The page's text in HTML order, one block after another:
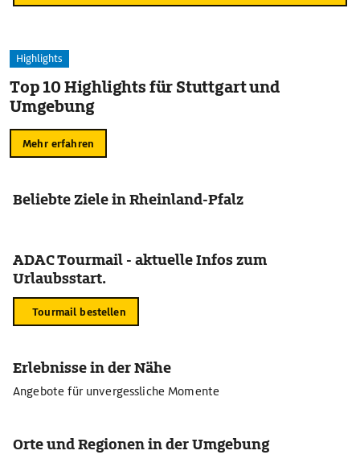
Highlights
Top 10 Highlights für Stuttgart und
Umgebung
Mehr erfahren
Beliebte Ziele in Rheinland-Pfalz
ADAC Tourmail - aktuelle Infos zum
Urlaubsstart.
Tourmail bestellen
Erlebnisse in der Nähe
Angebote für unvergessliche Momente
Orte und Regionen in der Umgebung